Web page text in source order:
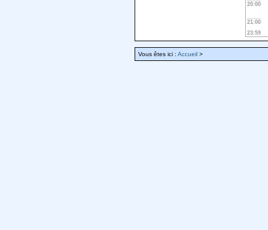
20:00
21:00
23:59
Vous êtes ici : Accueil >